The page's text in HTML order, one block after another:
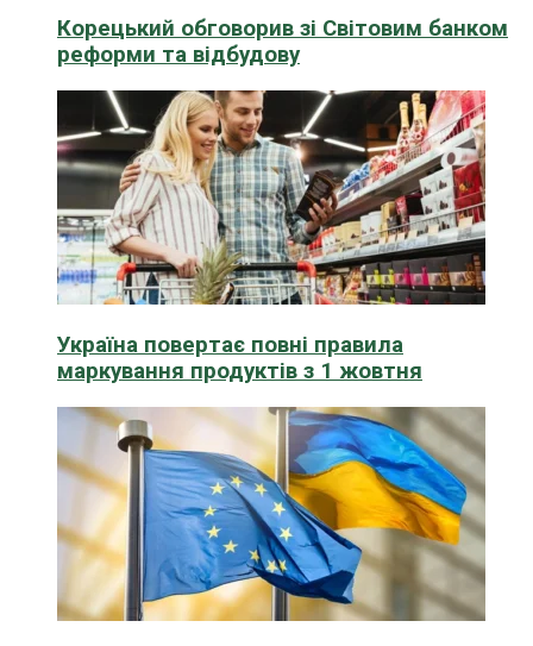
Корецький обговорив зі Світовим банком
реформи та відбудову
Україна повертає повні правила
маркування продуктів з 1 жовтня